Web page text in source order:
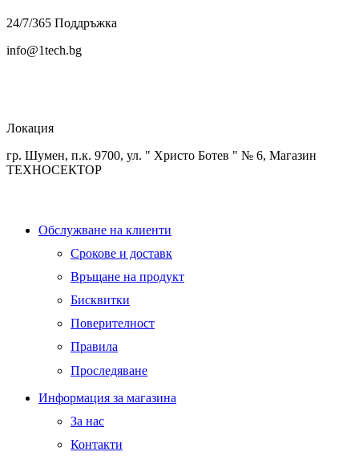
24/7/365 Поддръжка
info@1tech.bg
Локация
гр. Шумен, п.к. 9700, ул. " Христо Ботев " № 6, Магазин
ТЕХНОСЕКТОР
Обслужване на клиенти
Срокове и доставк
Връщане на продукт
Бисквитки
Поверителност
Правила
Проследяване
Информация за магазина
За нас
Контакти